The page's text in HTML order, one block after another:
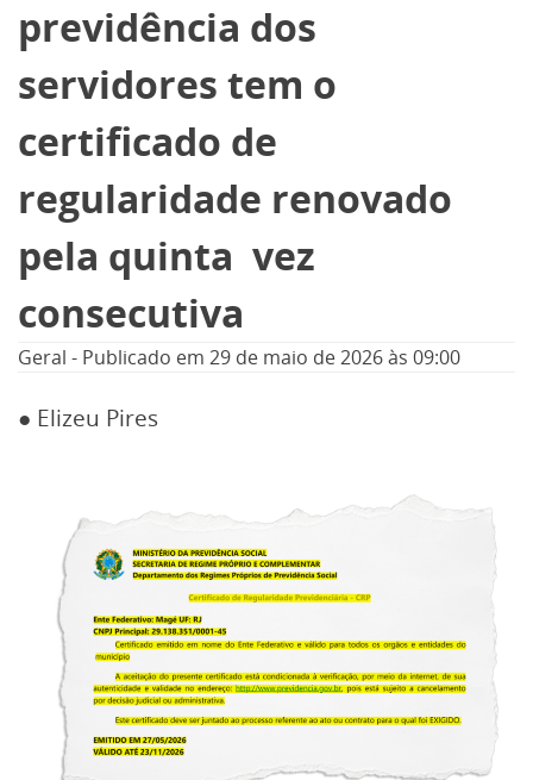
Nacional
Opinião
Informe especial
previdência dos
servidores tem o
certificado de
regularidade renovado
pela quinta vez
consecutiva
Geral - Publicado em 29 de maio de 2026às 09:00
● Elizeu Pires